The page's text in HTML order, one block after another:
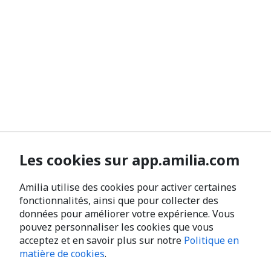
Les cookies sur app.amilia.com
Amilia utilise des cookies pour activer certaines
fonctionnalités, ainsi que pour collecter des
données pour améliorer votre expérience. Vous
pouvez personnaliser les cookies que vous
acceptez et en savoir plus sur notre Politique en
matière de cookies.